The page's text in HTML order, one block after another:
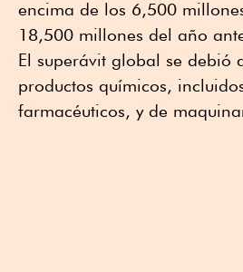
encima de los 6,500
18,500 millones del año
El superávit global se debió
productos químicos,
farmacéuticos, y de